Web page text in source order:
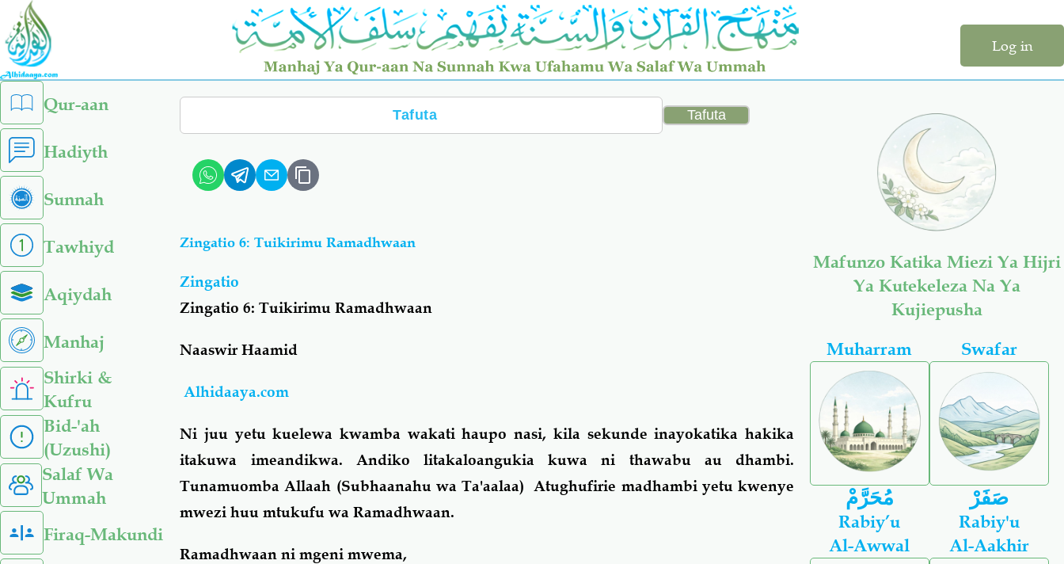
Skip
main
content
Log in
left
sidebar
menu
Qur-aan
Hadiyth
Sunnah
Tawhiyd
Aqiydah
Manhaj
Shirki &
Kufru
Bid-'ah
(Uzushi)
Salaf Wa
Ummah
Firaq-Makundi
Search
Zingatio 6: Tuikirimu Ramadhwaan
Zingatio
Zingatio 6: Tuikirimu Ramadhwaan
Naaswir Haamid
Alhidaaya.com
Ni juu yetu kuelewa kwamba wakati haupo nasi, kila sekunde inayokatika hakika
itakuwa imeandikwa. Andiko litakaloangukia kuwa ni thawabu au dhambi.
Tunamuomba Allaah (Subhaanahu wa Ta'aalaa) Atughufirie madhambi yetu kwenye
mwezi huu mtukufu wa Ramadhwaan.
Ramadhwaan ni mgeni mwema,
Mafunzo Katika Miezi Ya Hijri
Ya Kutekeleza Na Ya
Kujiepusha
Muharram
مُحَرَّمْ
Swafar
صَفَرْ
Rabiy’u
Al-Awwal
Rabiy'u
Al-Aakhir